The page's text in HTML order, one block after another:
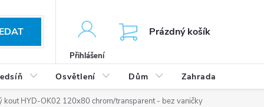
Přihlášení
Prázdný košík
Osvětlení Dům Zahrada
kout HYD-OK02 120x80 chrom/transparent - bez vaničky